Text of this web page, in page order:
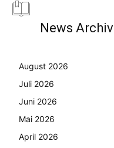
News Archiv
August 2026
Juli 2026
Juni 2026
Mai 2026
April 2026